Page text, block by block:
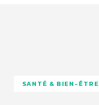
SANTÉ & BIEN-ÊTRE